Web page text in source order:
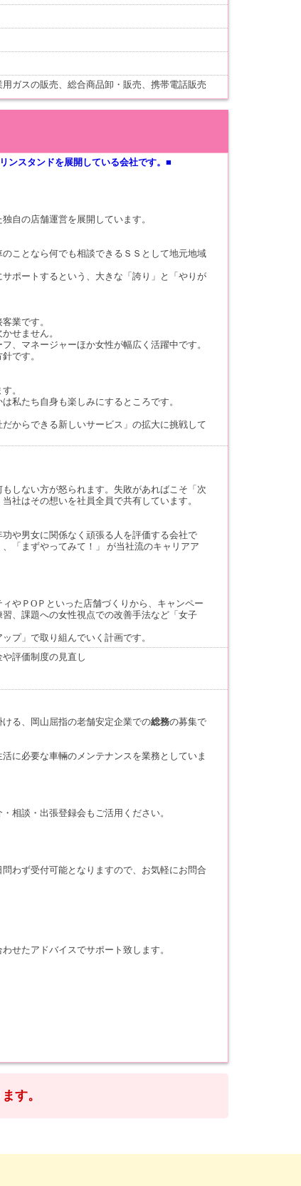
ガスの販売、総合商品卸・販売、携帯電話販売
ンスタンドを展開している会社です。■
自の店舗運営を展開しています。
ことなら何でも相談できるＳＳとして地元地域
ポートするという、大きな「誇り」と「やりが
業です。
せません。
、マネージャーほか女性が幅広く活躍中です。
です。
。
私たち自身も楽しみにするところです。
からできる新しいサービス」の拡大に挑戦して
しない方が怒られます。失敗があればこそ「次
社はその想いを社員全員で共有しています。
や男女に関係なく頑張る人を評価する会社で
「まずやってみて！」 が当社流のキャリアア
やＰОＰといった店舗づくりから、キャンペー
、課題への女性視点での改善手法など「女子
プ」で取り組んでいく計画です。
評価制度の見直し
る、岡山屈指の老舗安定企業での総務の募集で
に必要な車輛のメンテナンスを業務としていま
相談・出張登録会もご活用ください。
わず受付可能となりますので、お気軽にお問合
せたアドバイスでサポート致します。
す。